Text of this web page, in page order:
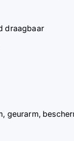
draagbaar
geurarm,